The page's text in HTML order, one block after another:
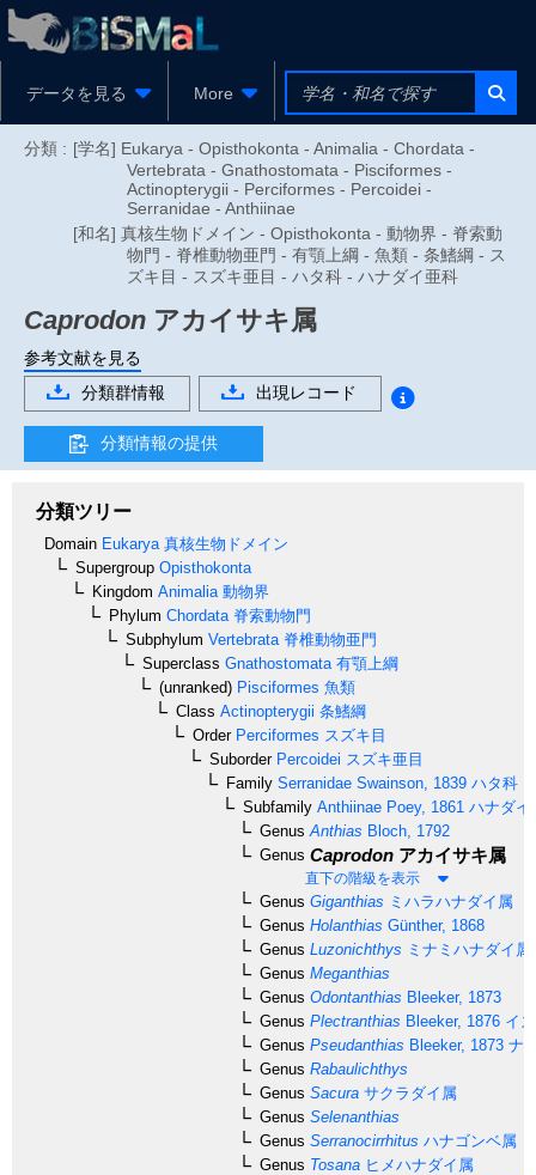
データを見る More
分類 : [学名] Eukarya - Opisthokonta - Animalia - Chordata -
Vertebrata - Gnathostomata - Pisciformes -
Actinopterygii - Perciformes - Percoidei -
Serranidae - Anthiinae
[和名] 真核生物ドメイン - Opisthokonta - 動物界 - 脊索動
物門 - 脊椎動物亜門 - 有顎上綱 - 魚類 - 条鰭綱 - ス
ズキ目 - スズキ亜目 - ハタ科 - ハナダイ亜科
Caprodon アカイサキ属
参考文献を見る
分類群情報
出現レコード
分類情報の提供
分類ツリー
Domain Eukarya 真核生物ドメイン
Supergroup Opisthokonta
Kingdom Animalia 動物界
Phylum Chordata 脊索動物門
Subphylum Vertebrata 脊椎動物亜門
Superclass Gnathostomata 有顎上綱
(unranked) Pisciformes 魚類
Class Actinopterygii 条鰭綱
OrderPerciformes スズキ目
SuborderPercoidei スズキ亜目
Family Serranidae Swainson, 1839 ハタ科
Subfamily Anthiinae Poey, 1861 ハナダイ
Genus Anthias Bloch, 1792
Genus Caprodon アカイサキ属
直下の階級を表示
Genus Giganthias ミハラハナダイ属
Genus Holanthias Günther, 1868
Genus Luzonichthys ミナミハナダイ属
Genus Meganthias
Genus Odontanthias Bleeker, 1873
Genus Plectranthias Bleeker, 1876 イ
Genus Pseudanthias Bleeker, 1873 ナ
Genus Rabaulichthys
Genus Sacura サクラダイ属
Genus Selenanthias
Genus Serranocirrhitus ハナゴンベ属
Genus Tosana ヒメハナダイ属